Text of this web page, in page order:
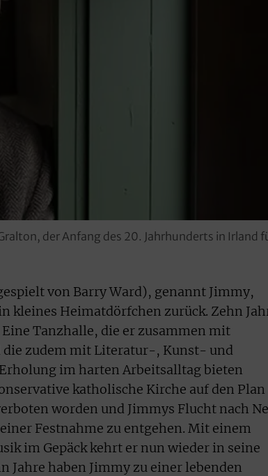
der Anfang des 20. Jahrhunderts in Irland
von Barry Ward), genannt Jimmy,
kleines Heimatdörfchen zurück. Zehn
Tanzhalle, die er zusammen mit
die zudem mit Literatur-, Kunst- und
im harten Arbeitsalltag bieten
katholische Kirche auf den Plan
worden und Jimmys Flucht nach
Festnahme zu entgehen. Mit einem
im Gepäck kehrt er nun wieder in seine
Jahre haben Jimmy zu einer lebenden